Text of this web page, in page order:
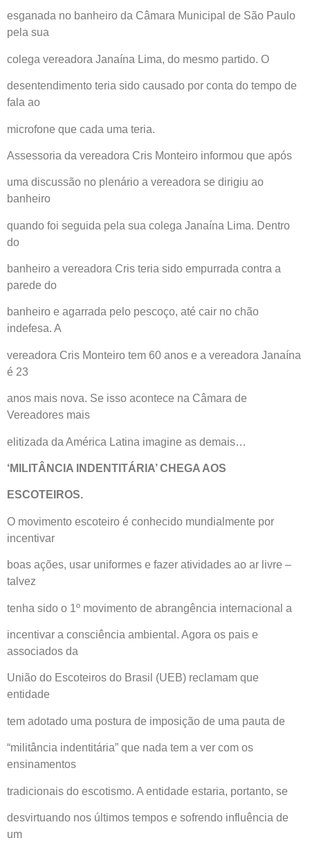
esganada no banheiro da Câmara Municipal de São Paulo
pela sua
colega vereadora Janaína Lima, do mesmo partido. O
desentendimento teria sido causado por conta do tempo de
fala ao
microfone que cada uma teria.
Assessoria da vereadora Cris Monteiro informou que após
uma discussão no plenário a vereadora se dirigiu ao
banheiro
quando foi seguida pela sua colega Janaína Lima. Dentro
do
banheiro a vereadora Cris teria sido empurrada contra a
parede do
banheiro e agarrada pelo pescoço, até cair no chão
indefesa. A
vereadora Cris Monteiro tem 60 anos e a vereadora Janaína
é 23
anos mais nova. Se isso acontece na Câmara de
Vereadores mais
elitizada da América Latina imagine as demais…
‘MILITÂNCIA INDENTITÁRIA’ CHEGA AOS
ESCOTEIROS.
O movimento escoteiro é conhecido mundialmente por
incentivar
boas ações, usar uniformes e fazer atividades ao ar livre –
talvez
tenha sido o 1º movimento de abrangência internacional a
incentivar a consciência ambiental. Agora os pais e
associados da
União do Escoteiros do Brasil (UEB) reclamam que
entidade
tem adotado uma postura de imposição de uma pauta de
“militância indentitária” que nada tem a ver com os
ensinamentos
tradicionais do escotismo. A entidade estaria, portanto, se
desvirtuando nos últimos tempos e sofrendo influência de
um